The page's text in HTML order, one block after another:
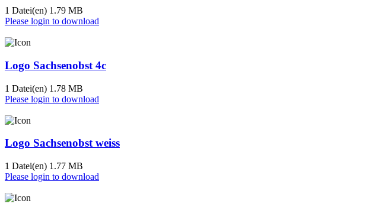
1 Datei(en) 1.79 MB
Please login to download
Logo Sachsenobst 4c
1 Datei(en) 1.78 MB
Please login to download
Logo Sachsenobst weiss
1 Datei(en) 1.77 MB
Please login to download